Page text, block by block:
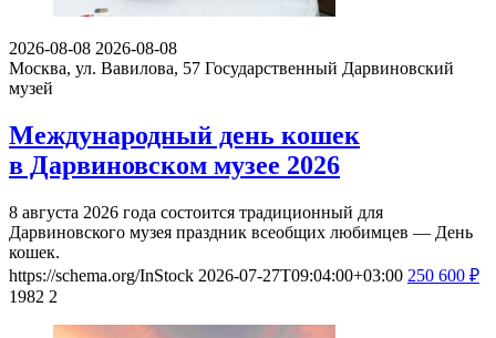
2026-08-08 2026-08-08
Москва, ул. Вавилова, 57 Государственный Дарвиновский
музей
Международный день кошек
в Дарвиновском музее 2026
8 августа 2026 года состоится традиционный для
Дарвиновского музея праздник всеобщих любимцев — День
кошек.
https://schema.org/InStock 2026-07-27T09:04:00+03:00 250 600 ₽
1982 2